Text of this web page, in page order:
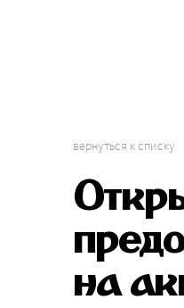
вернуться к списку
на